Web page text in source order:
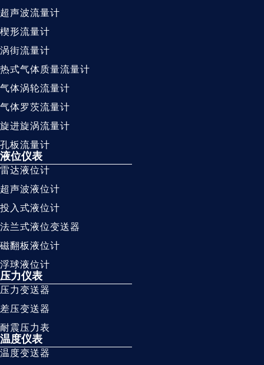
超声波流量计
楔形流量计
涡街流量计
热式气体质量流量计
气体涡轮流量计
气体罗茨流量计
旋进旋涡流量计
孔板流量计
液位仪表
雷达液位计
超声波液位计
投入式液位计
法兰式液位变送器
磁翻板液位计
浮球液位计
压力仪表
压力变送器
差压变送器
耐震压力表
温度仪表
温度变送器